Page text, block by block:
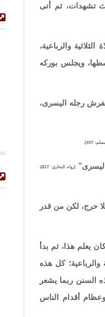
تشهدات، ثم أتى
والرباعية،
ويجلس بوركه
رجله اليسرى،
497].
[رواه البخاري: 827]،
حرج، لكن من قدر
يعلم هذا، ثم بدأ
كل هذه
السنن ربما يشعر
أقدام الناس